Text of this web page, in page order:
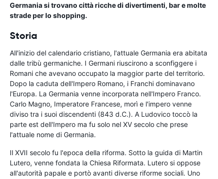
Germania si trovano città ricche di divertimenti, bar e molte
strade per lo shopping.
Storia
All'inizio del calendario cristiano, l'attuale Germania era abitata
dalle tribù germaniche. I Germani riuscirono a sconfiggere i
Romani che avevano occupato la maggior parte del territorio.
Dopo la caduta dell'Impero Romano, i Franchi dominavano
l'Europa. La Germania venne incorporata nell'Impero Franco.
Carlo Magno, Imperatore Francese, morì e l'impero venne
diviso tra i suoi discendenti (843 d.C.). A Ludovico toccò la
parte est dell'Impero ma fu solo nel XV secolo che prese
l'attuale nome di Germania.
Il XVII secolo fu l'epoca della riforma. Sotto la guida di Martin
Lutero, venne fondata la Chiesa Riformata. Lutero si oppose
all'autorità papale e portò avanti diverse riforme sociali. Uno